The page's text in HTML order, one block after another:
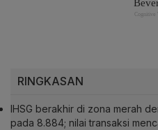
RINGKASAN
IHSG berakhir di zona merah
pada 8.884; nilai transaksi